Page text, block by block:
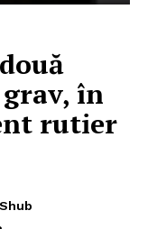
în
rutier